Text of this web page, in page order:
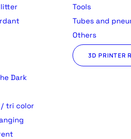
Dark
/ tri color
Tools
Tubes and
Others
3D PRINTER